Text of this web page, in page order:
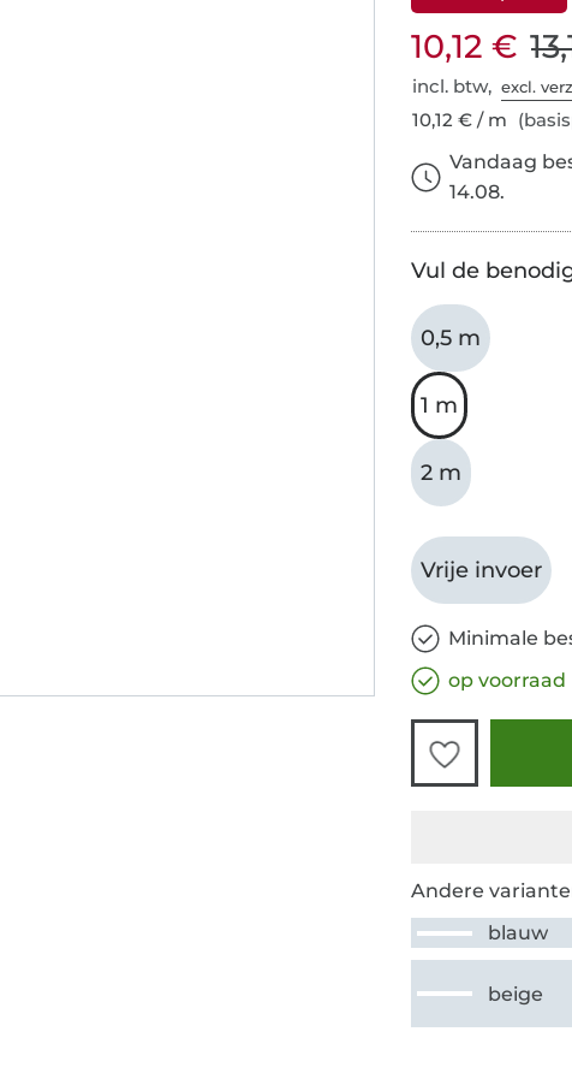
10,12 €
incl. btw,excl.
10,12 € / m
Vandaag
14.08.
Vul de
0,5 m
1 m
2 m
Vrije invoer
Minimale
op voorraad
Andere
blauw
beige